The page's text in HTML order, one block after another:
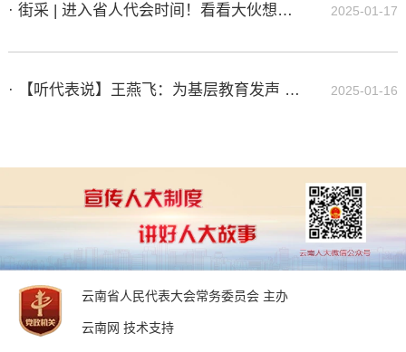
· 街采 | 进入省人代会时间！看看大伙想说啥 2025-01-17
· 【听代表说】王燕飞：为基层教育发声 点亮孩子成长之路 2025-01-16
云南省人民代表大会常务委员会 主办
云南网 技术支持